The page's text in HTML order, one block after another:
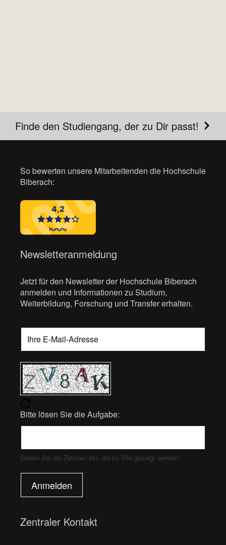
Finde den Studiengang, der zu Dir passt!
So bewerten unsere Mitarbeitenden die Hochschule
Biberach:
Newsletteranmeldung
Jetzt für den Newsletter der Hochschule Biberach
anmelden und Informationen zu Studium,
Weiterbildung, Forschung und Transfer erhalten.
Bitte lösen Sie die Aufgabe:
Geben Sie die Zeichen ein, die im Bild gezeigt werden.
Anmelden
Zentraler Kontakt